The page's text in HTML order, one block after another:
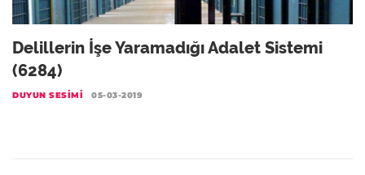
Delillerin İşe Yaramadığı Adalet Sistemi
(6284)
DUYUN SESIMI 05-03-2019